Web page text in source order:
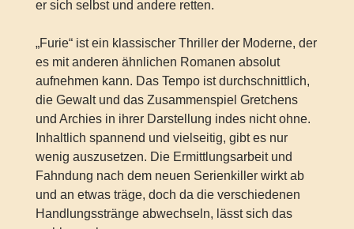
er sich selbst und andere retten.
„Furie“ ist ein klassischer Thriller der Moderne, der
es mit anderen ähnlichen Romanen absolut
aufnehmen kann. Das Tempo ist durchschnittlich,
die Gewalt und das Zusammenspiel Gretchens
und Archies in ihrer Darstellung indes nicht ohne.
Inhaltlich spannend und vielseitig, gibt es nur
wenig auszusetzen. Die Ermittlungsarbeit und
Fahndung nach dem neuen Serienkiller wirkt ab
und an etwas träge, doch da die verschiedenen
Handlungsstränge abwechseln, lässt sich das